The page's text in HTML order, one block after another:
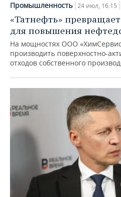
Промышленность 24 июл, 16:15
«Татнефть»
для повышения
На мощностях ООО
производить поверхностно-
отходов собственного